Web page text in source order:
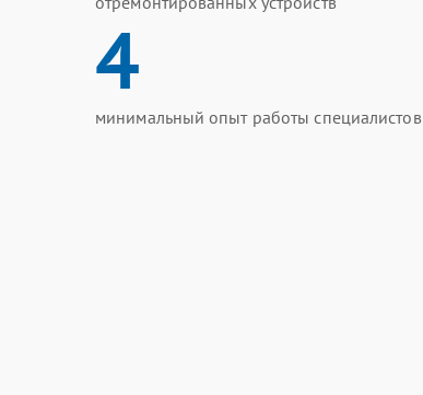
4
минимальный опыт работы специалистов